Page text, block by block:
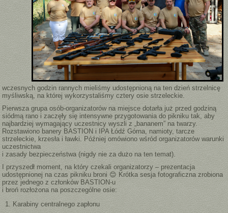
wczesnych godzin rannych mieliśmy udostępnioną na ten dzień strzelnicę
myśliwską, na której wykorzystaliśmy cztery osie strzeleckie.
Pierwsza grupa osób-organizatorów na miejsce dotarła już przed godziną
siódmą rano i zaczęły się intensywne przygotowania do pikniku tak, aby
najbardziej wymagający uczestnicy wyszli z „bananem” na twarzy.
Rozstawiono banery BASTION i IPA Łódź Górna, namioty, tarcze
strzeleckie, krzesła i ławki. Później omówiono wśród organizatorów warunki
uczestnictwa
i zasady bezpieczeństwa (nigdy nie za dużo na ten temat).
I przyszedł moment, na który czekali organizatorzy – prezentacja
udostępnionej na czas pikniku broni 😊 Krótka sesja fotograficzna zrobiona
przez jednego z członków BASTION-u
i broń rozłożona na poszczególne osie:
Karabiny centralnego zapłonu